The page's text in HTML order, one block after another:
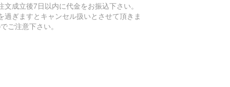
文成立後7日以内に代金をお振込下さい。
過ぎますとキャンセル扱いとさせて頂きま
ご注意下さい。